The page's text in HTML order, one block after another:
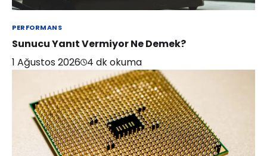
PERFORMANS
Sunucu Yanıt Vermiyor Ne Demek?
1 Ağustos 2026 4 dk okuma